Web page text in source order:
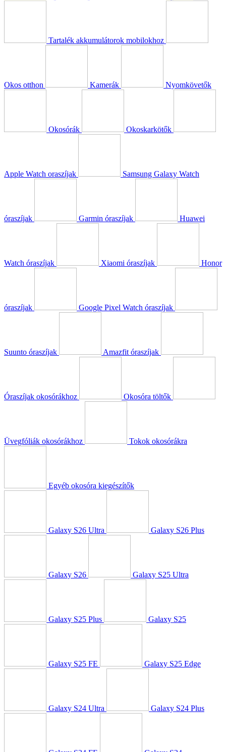
Tartalék akkumulátorok mobilokhoz
Okos otthon Kamerák Nyomkövetők
Okosórák Okoskarkötők
Apple Watch oraszíjak Samsung Galaxy Watch
óraszíjak Garmin óraszíjak Huawei
Watch óraszíjak Xiaomi óraszíjak Honor
óraszíjak Google Pixel Watch óraszíjak
Suunto óraszíjak Amazfit óraszíjak
Óraszíjak okosórákhoz Okosóra töltők
Üvegfóliák okosórákhoz Tokok okosórákra
Egyéb okosóra kiegészítők
Galaxy S26 Ultra Galaxy S26 Plus
Galaxy S26 Galaxy S25 Ultra
Galaxy S25 Plus Galaxy S25
Galaxy S25 FE Galaxy S25 Edge
Galaxy S24 Ultra Galaxy S24 Plus